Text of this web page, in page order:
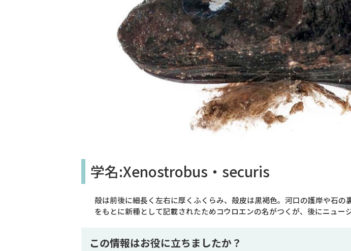
学名:Xenostrobus・securis
殻は前後に細長く左右に厚くふくらみ、殻皮は黒褐色。河口の護岸や石
をもとに新種として記載されたためコウロエンの名がつくが、後にニュー
この情報はお役に立ちましたか？